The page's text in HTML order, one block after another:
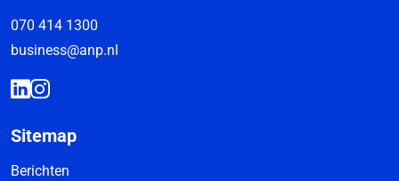
070 414 1300
business@anp.nl
Sitemap
Berichten